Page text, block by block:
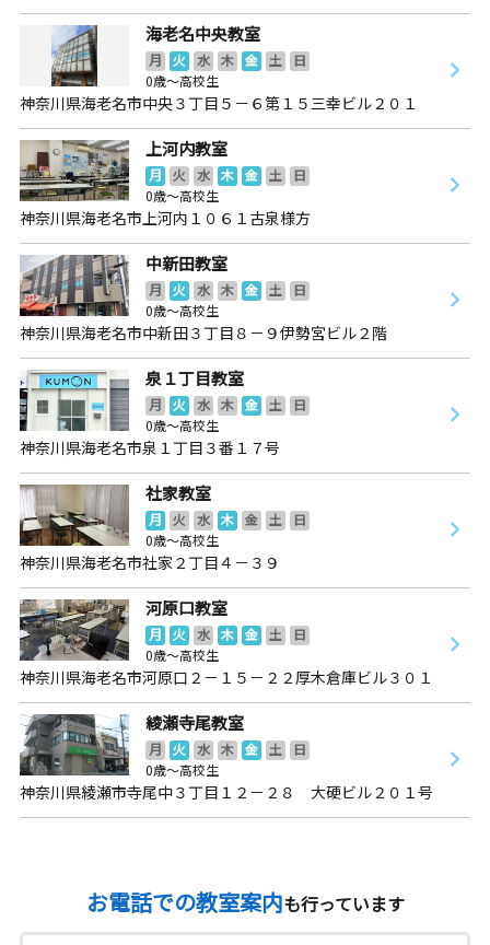
海老名中央教室
月 火 水 木 金 土
日
0歳～高校生
神奈川県海老名市中央３丁目５－６第１５三幸ビル２０１
上河内教室
月 火 水 木 金 土
日
0歳～高校生
神奈川県海老名市上河内１０６１古泉様方
中新田教室
月 火 水 木 金 土
日
0歳～高校生
神奈川県海老名市中新田３丁目８－９伊勢宮ビル２階
泉１丁目教室
月 火 水 木 金 土
日
0歳～高校生
神奈川県海老名市泉１丁目３番１７号
社家教室
月 火 水 木 金 土
日
0歳～高校生
神奈川県海老名市社家２丁目４－３９
河原口教室
月 火 水 木 金 土
日
0歳～高校生
神奈川県海老名市河原口２－１５－２２厚木倉庫ビル３０１
綾瀬寺尾教室
月 火 水 木 金 土
日
0歳～高校生
神奈川県綾瀬市寺尾中３丁目１２－２８ 大硬ビル２０１号
お電話での教室案内も行っています